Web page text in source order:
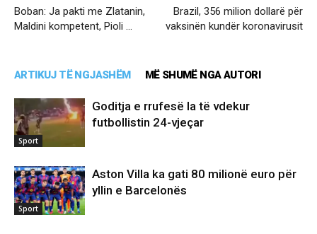
Boban: Ja pakti me Zlatanin,
Maldini kompetent, Pioli …
Brazil, 356 milion dollarë për
vaksinën kundër koronavirusit
ARTIKUJ TË NGJASHËM MË SHUMË NGA AUTORI
Sport
Goditja e rrufesë la të vdekur
futbollistin 24-vjeçar
Sport
Aston Villa ka gati 80 milionë euro për
yllin e Barcelonës